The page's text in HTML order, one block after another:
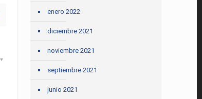
enero 2022
diciembre 2021
noviembre 2021
septiembre 2021
junio 2021